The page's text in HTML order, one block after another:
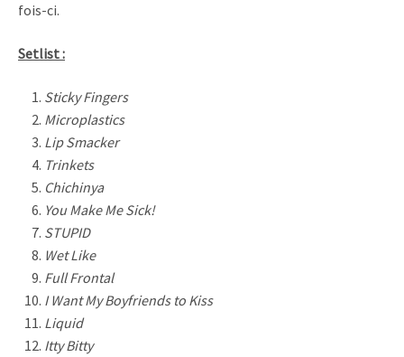
fois-ci.
Setlist :
Sticky Fingers
Microplastics
Lip Smacker
Trinkets
Chichinya
You Make Me Sick!
STUPID
Wet Like
Full Frontal
I Want My Boyfriends to Kiss
Liquid
Itty Bitty